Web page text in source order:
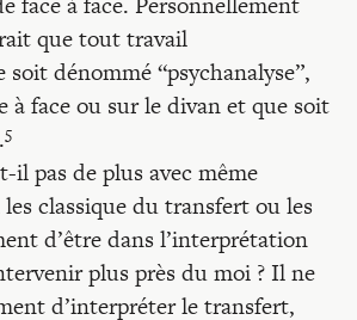
que tout travail
dénommé “psychanalyse”,
à face ou sur le divan et que soit
5
il pas de plus avec même
classique du transfert ou les
d’être dans l’interprétation
plus près du moi ? Il ne
d’interpréter le transfert,